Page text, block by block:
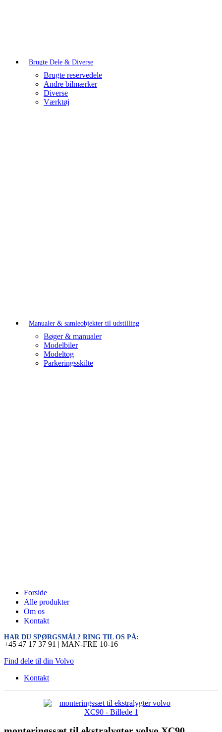
Brugte Dele & Diverse
Brugte reservedele
Andre bilmærker
Diverse
Værktøj
Manualer & samleobjekter til udstilling
Bøger & manualer
Modelbiler
Modeltog
Parkeringsskilte
Forside
Alle produkter
Om os
Kontakt
HAR DU SPØRGSMÅL? RING TIL OS PÅ:
+45 47 17 37 91 | MAN-FRE 10-16
Find dele til din Volvo
Kontakt